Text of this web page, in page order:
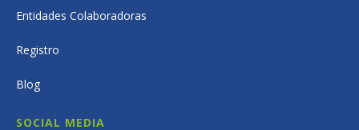
Entidades Colaboradoras
Registro
Blog
SOCIAL MEDIA